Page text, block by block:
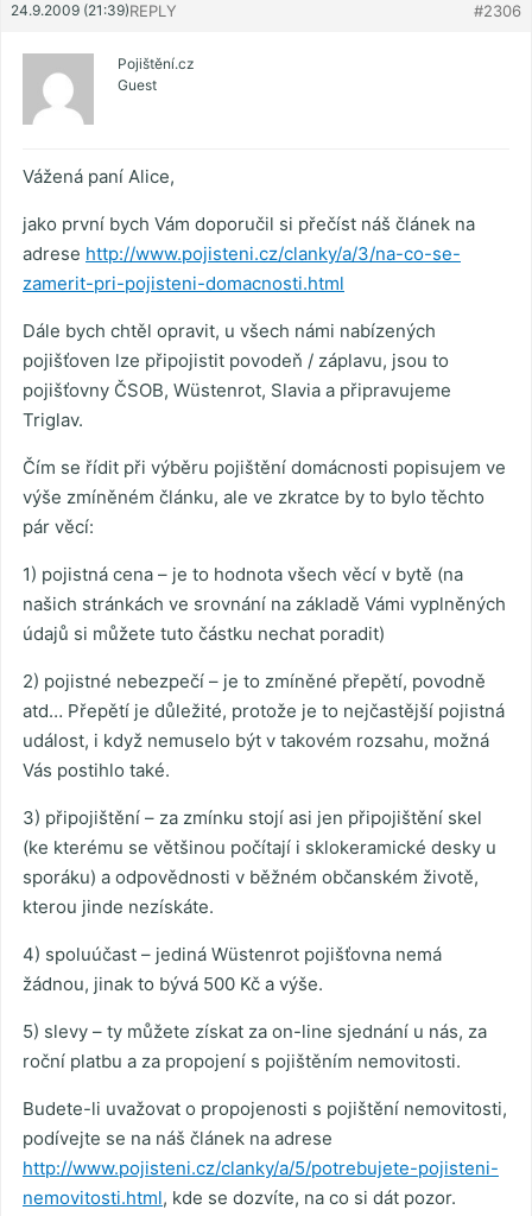
24.9.2009 (21:39) #2306
REPLY
Pojištění.cz
Guest
Vážená paní Alice,
jako první bych Vám doporučil si přečíst náš článek na
adrese http://www.pojisteni.cz/clanky/a/3/na-co-se-
zamerit-pri-pojisteni-domacnosti.html
Dále bych chtěl opravit, u všech námi nabízených
pojišťoven lze připojistit povodeň / záplavu, jsou to
pojišťovny ČSOB, Wüstenrot, Slavia a připravujeme
Triglav.
Čím se řídit při výběru pojištění domácnosti popisujem ve
výše zmíněném článku, ale ve zkratce by to bylo těchto
pár věcí:
1) pojistná cena – je to hodnota všech věcí v bytě (na
našich stránkách ve srovnání na základě Vámi vyplněných
údajů si můžete tuto částku nechat poradit)
2) pojistné nebezpečí – je to zmíněné přepětí, povodně
atd… Přepětí je důležité, protože je to nejčastější pojistná
událost, i když nemuselo být v takovém rozsahu, možná
Vás postihlo také.
3) připojištění – za zmínku stojí asi jen připojištění skel
(ke kterému se většinou počítají i sklokeramické desky u
sporáku) a odpovědnosti v běžném občanském životě,
kterou jinde nezískáte.
4) spoluúčast – jediná Wüstenrot pojišťovna nemá
žádnou, jinak to bývá 500 Kč a výše.
5) slevy – ty můžete získat za on-line sjednání u nás, za
roční platbu a za propojení s pojištěním nemovitosti.
Budete-li uvažovat o propojenosti s pojištění nemovitosti,
podívejte se na náš článek na adrese
http://www.pojisteni.cz/clanky/a/5/potrebujete-pojisteni-
nemovitosti.html, kde se dozvíte, na co si dát pozor.